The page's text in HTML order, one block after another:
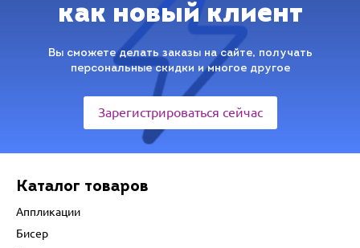
как новый клиент
Вы сможете делать заказы на сайте, получать
персональные скидки и многое другое
Зарегистрироваться сейчас
Каталог товаров
Аппликации
Бисер